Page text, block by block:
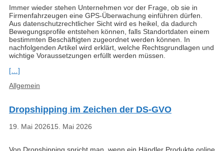
Immer wieder stehen Unternehmen vor der Frage, ob sie in
Firmenfahrzeugen eine GPS-Überwachung einführen dürfen.
Aus datenschutzrechtlicher Sicht wird es heikel, da dadurch
Bewegungsprofile entstehen können, falls Standortdaten einem
bestimmten Beschäftigten zugeordnet werden können. In
nachfolgenden Artikel wird erklärt, welche Rechtsgrundlagen und
wichtige Voraussetzungen erfüllt werden müssen.
[…]
Kategorien
Allgemein
Dropshipping im Zeichen der DS-GVO
19. Mai 202615. Mai 2026
Von Dropshipping spricht man, wenn ein Händler Produkte online